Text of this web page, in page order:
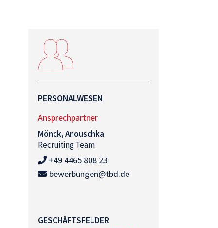
PERSONALWESEN
Ansprechpartner
Mönck, Anouschka
Recruiting Team
+49 4465 808 23
bewerbungen@tbd.de
GESCHÄFTSFELDER